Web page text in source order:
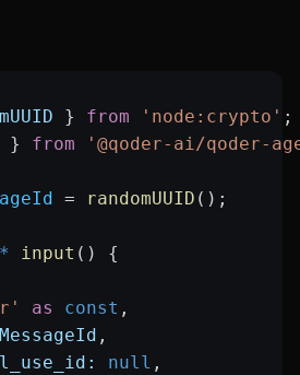
} from 'node:crypto' ;
} from '@qoder-ai/qoder-
= randomUUID ();
input () {
as const ,
,
null ,